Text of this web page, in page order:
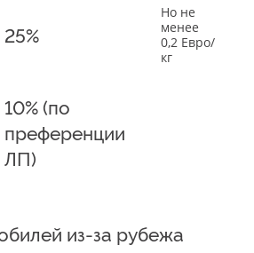
25%
Но не
менее
0,2 Евро/
кг
10% (по
преференции
ЛП)
из-за рубежа